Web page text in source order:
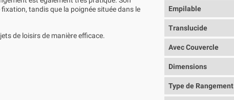
tandis que la poignée située dans le
de loisirs de manière efficace.
Empilable
Translucide
Avec Couvercle
Dimensions
Type de Rangement